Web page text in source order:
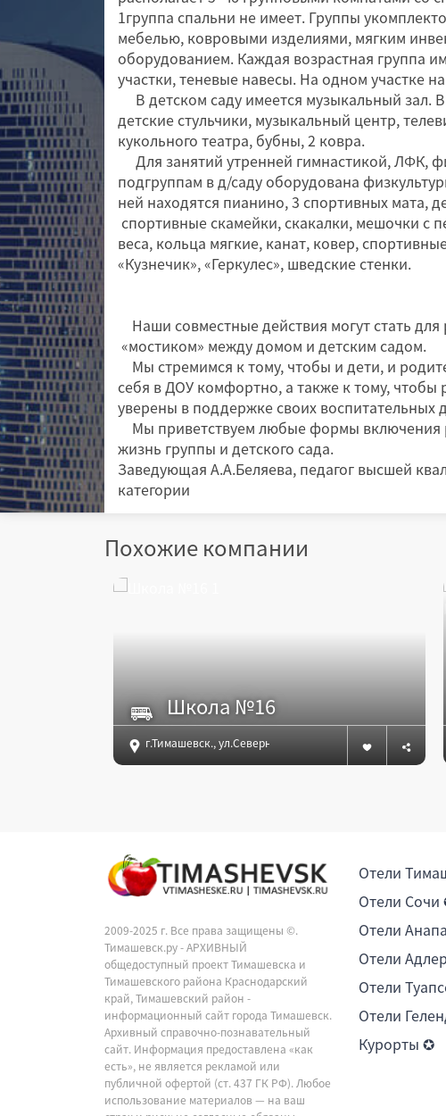
1группа спальни не имеет. Группы
мебелью, ковровыми изделиями, мягким
оборудованием. Каждая возрастная группа
участки, теневые навесы. На одном участке
В детском саду имеется музыкальный зал.
детские стульчики, музыкальный центр,
кукольного театра, бубны, 2 ковра.
Для занятий утренней гимнастикой, ЛФК,
подгруппам в д/саду оборудована
ней находятся пианино, 3 спортивных мата,
спортивные скамейки, скакалки, мешочки с
веса, кольца мягкие, канат, ковер,
«Кузнечик», «Геркулес», шведские стенки.
Наши совместные действия могут стать
«мостиком» между домом и детским садом.
Мы стремимся к тому, чтобы и дети, и
себя в ДОУ комфортно, а также к тому, чтобы
уверены в поддержке своих воспитательных
Мы приветствуем любые формы включения
жизнь группы и детского сада.
Заведующая А.А.Беляева, педагог высшей
категории
Похожие компании
Школа №16
г.Тимашевск., ул.Северная,1
2009-2025 г. Все права защищены ©.
Тимашевск.ру - АРХИВНЫЙ
общедоступный проект Тимашевска и
Тимашевского района Краснодарский
край, Тимашевский район -
информационный сайт города Тимашевск.
Архивный справочно-познавательный
сайт. Информация предоставлена «как
есть», не является рекламой или
публичной офертой (ст. 437 ГК РФ). Любое
использование материалов — на ваш
Отели
Отели Сочи
Отели
Отели
Отели
Отели
Курорты ✪